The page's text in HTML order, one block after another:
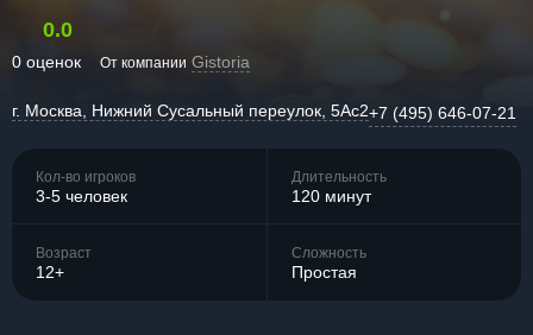
0.0
0 оценок От компании Gistoria
г. Москва, Нижний Сусальный переулок, 5Ас2+7 (495) 646-07-21
Кол-во игроков
3-5 человек
Длительность
120 минут
Возраст
12+
Сложность
Простая